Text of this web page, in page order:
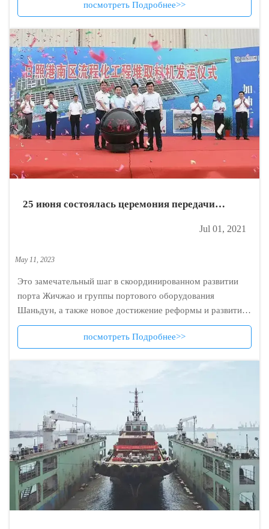
посмотреть Подробнее>>
25 июня состоялась церемония передачи
производства в южной части порта Жичжао.
Jul 01, 2021
May 11, 2023
Это замечательный шаг в скоординированном развитии
порта Жичжао и группы портового оборудования
Шаньдун, а также новое достижение реформы и развития
интеграции порта Шаньдун.
посмотреть Подробнее>>